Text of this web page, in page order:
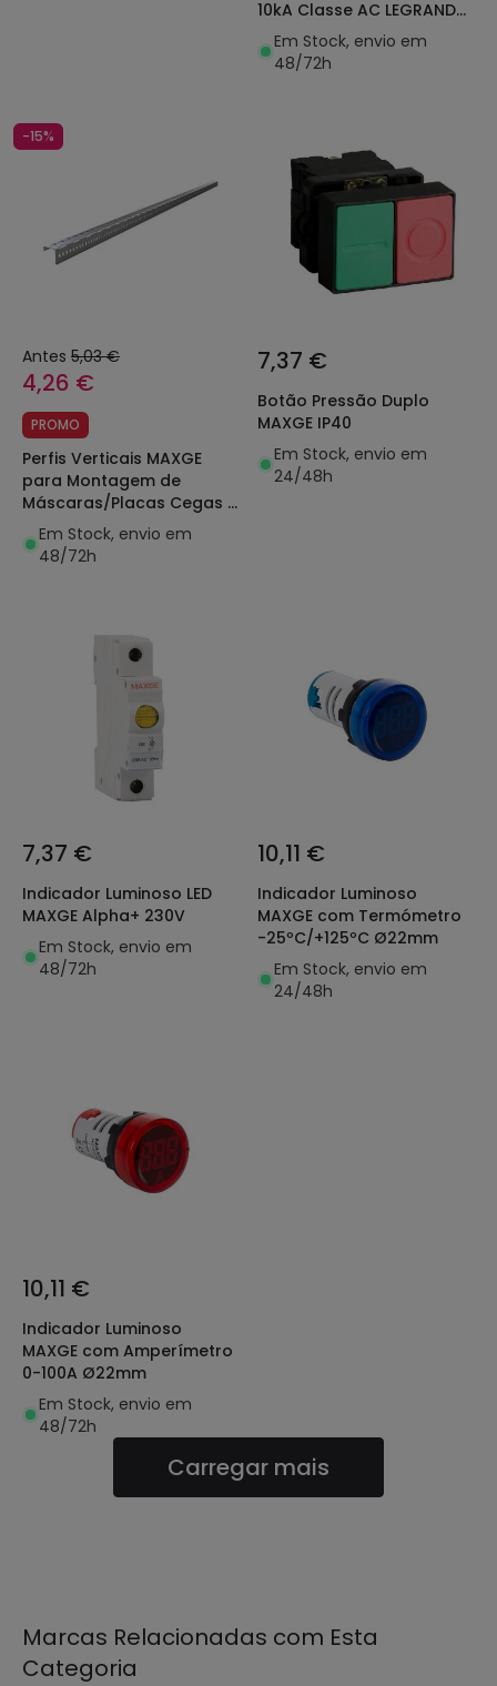
10kA Classe AC LEGRAND
411662
Em Stock, envio em
48/72h
-15%
Antes 5,03 €
4,26 €
PROMO
Perfis Verticais MAXGE
para Montagem de
Máscaras/Placas Cegas e
Modulares para Quadros
CROCI
Em Stock, envio em
48/72h
7,37 €
Botão Pressão Duplo
MAXGE IP40
Em Stock, envio em
24/48h
7,37 €
Indicador Luminoso LED
MAXGE Alpha+ 230V
Em Stock, envio em
48/72h
10,11 €
Indicador Luminoso
MAXGE com Termómetro
-25ºC/+125ºC Ø22mm
Em Stock, envio em
24/48h
10,11 €
Indicador Luminoso
MAXGE com Amperímetro
0-100A Ø22mm
Em Stock, envio em
48/72h
Carregar mais
Marcas Relacionadas com Esta
Categoria